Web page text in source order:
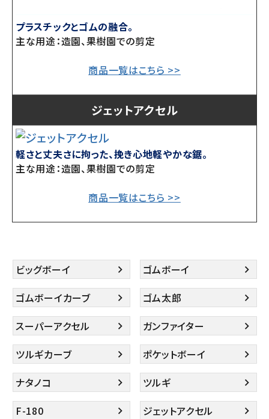
プラスチックとゴムの融合。
主な用途：造園、果樹園での剪定
商品一覧はこちら >>
ジェットアクセル
軽さと丈夫さに拘った、挽き心地軽やかな鋸。
主な用途：造園、果樹園での剪定
商品一覧はこちら >>
ビッグボーイ
ゴムボーイ
ゴムボーイカーブ
ゴム太郎
スーパーアクセル
ガンファイター
ツルギカーブ
ポケットボーイ
ナタノコ
ツルギ
F-180
ジェットアクセル